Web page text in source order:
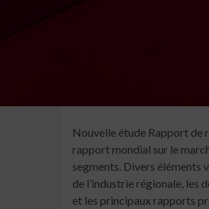
Nouvelle étude Rapport de
rapport mondial sur le
segments. Divers éléments
de l’industrie régionale, les
et les principaux rapports